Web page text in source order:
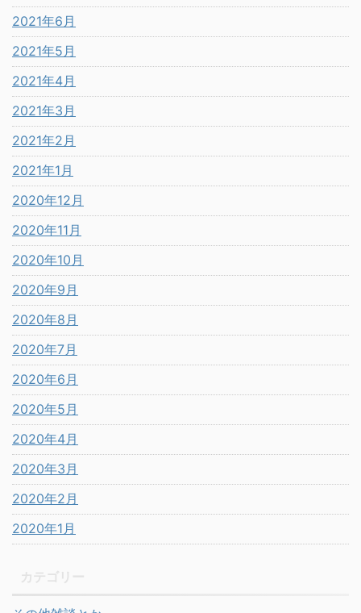
2021年6月
2021年5月
2021年4月
2021年3月
2021年2月
2021年1月
2020年12月
2020年11月
2020年10月
2020年9月
2020年8月
2020年7月
2020年6月
2020年5月
2020年4月
2020年3月
2020年2月
2020年1月